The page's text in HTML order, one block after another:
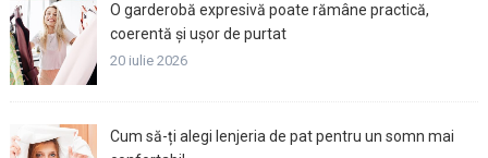
O garderobă expresivă poate rămâne practică,
coerentă și ușor de purtat
20 iulie 2026
Cum să-ți alegi lenjeria de pat pentru un somn mai